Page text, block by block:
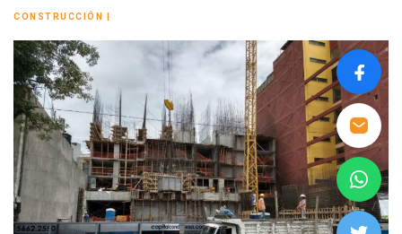
CONSTRUCCIÓN